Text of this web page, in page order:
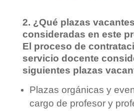
d
e
2. ¿Qué plazas
consideradas en este
El proceso de
servicio docente
siguientes plazas
Plazas orgánicas y
cargo de profesor y